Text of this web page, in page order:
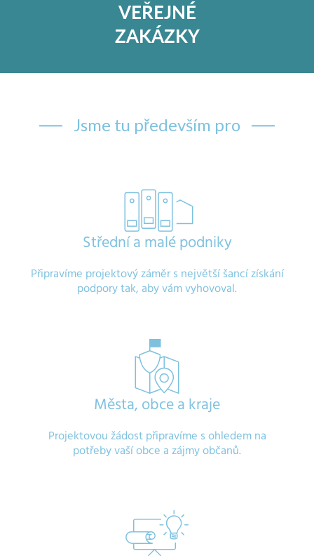
VEŘEJNÉ
ZAKÁZKY
Jsme tu především pro
Střední a malé podniky
Připravíme projektový záměr s největší šancí získání
podpory tak, aby vám vyhovoval.
Města, obce a kraje
Projektovou žádost připravíme s ohledem na
potřeby vaší obce a zájmy občanů.